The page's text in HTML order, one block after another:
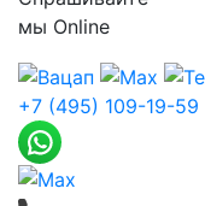
мы Online
+7 (495) 109-19-59